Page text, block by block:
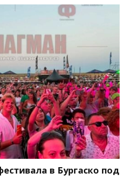
в Бургаско под